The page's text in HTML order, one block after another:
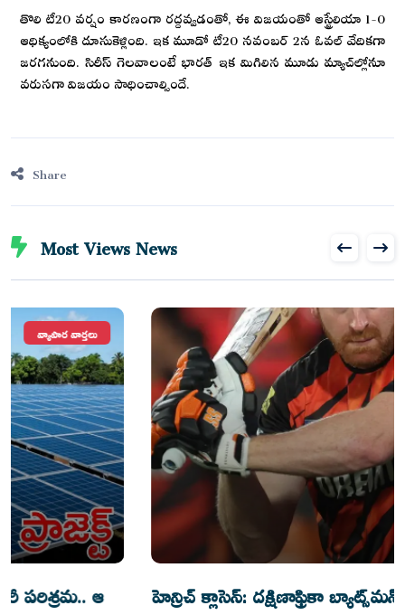
తొలి టీ20 వర్షం కారణంగా రద్దవ్వడంతో, ఈ విజయంతో ఆస్ట్రేలియా 1-0
ఆధిక్యంలోకి దూసుకెళ్లింది. ఇక మూడో టీ20 నవంబర్ 2న ఓవల్ వేదికగా
జరగనుంది. సిరీస్ గెలవాలంటే భారత్ ఇక మిగిలిన మూడు మ్యాచ్‌ల్లోనూ
వరుసగా విజయం సాధించాల్సిందే.
Share
Most Views News
వార్తలు
హెన్రిచ్ క్లాసెన్: దక్షిణాఫ్రికా బ్యాట్స్‌మన్ అంతర్జాతీయ క్రికెట్